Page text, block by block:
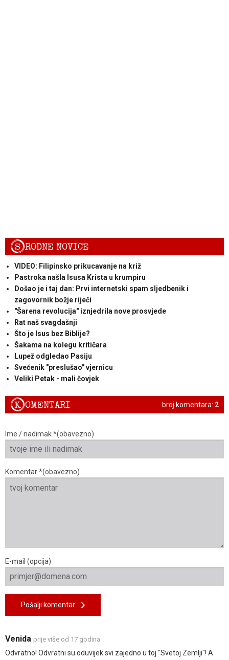
SRODNE NOVICE
VIDEO: Filipinsko prikucavanje na križ
Pastroka našla Isusa Krista u krumpiru
Došao je i taj dan: Prvi internetski spam sljedbenik i
zagovornik božje riječi
"Šarena revolucija" iznjedrila nove prosvjede
Rat naš svagdašnji
Što je Isus bez Biblije?
Šakama na kolegu kritičara
Lupež odgledao Pasiju
Svećenik "preslušao" vjernicu
Veliki Petak - mali čovjek
broj komentara: 2
KOMENTARI
Ime / nadimak *(obavezno)
Komentar *(obavezno)
E-mail (opcija)
Pošalji komentar
Venida prije više od 17 godina
Odvratno! Odvratni su oduvijek svi zajedno u toj "Svetoj Zemlji"! A